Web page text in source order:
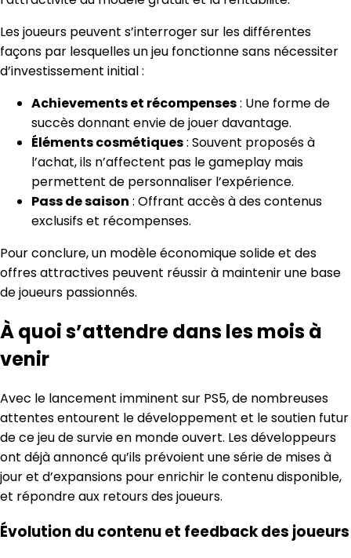
Les joueurs peuvent s’interroger sur les différentes
façons par lesquelles un jeu fonctionne sans nécessiter
d’investissement initial :
Achievements et récompenses: Une forme de
succès donnant envie de jouer davantage.
Éléments cosmétiques: Souvent proposés à
l’achat, ils n’affectent pas le gameplay mais
permettent de personnaliser l’expérience.
Pass de saison : Offrant accès à des contenus
exclusifs et récompenses.
Pour conclure, un modèle économique solide et des
offres attractives peuvent réussir à maintenir une base
de joueurs passionnés.
À quoi s’attendre dans les mois à
venir
Avec le lancement imminent sur PS5, de nombreuses
attentes entourent le développement et le soutien futur
de ce jeu de survie en monde ouvert. Les développeurs
ont déjà annoncé qu’ils prévoient une série de mises à
jour et d’expansions pour enrichir le contenu disponible,
et répondre aux retours des joueurs.
Évolution du contenu et feedback des joueurs